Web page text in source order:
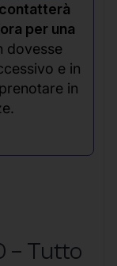
per una
dovesse
e in
in
– Tutto